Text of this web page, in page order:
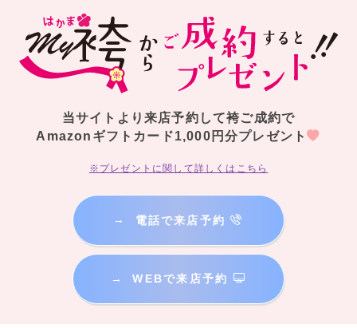
当サイトより来店予約して袴ご成約で
Amazonギフトカード1,000円分プレゼント
※プレゼントに関して詳しくはこちら
→ 電話で来店予約
→ WEBで来店予約